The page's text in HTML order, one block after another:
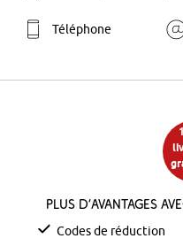
Téléphone
Plus d’avantages
Codes de réduction